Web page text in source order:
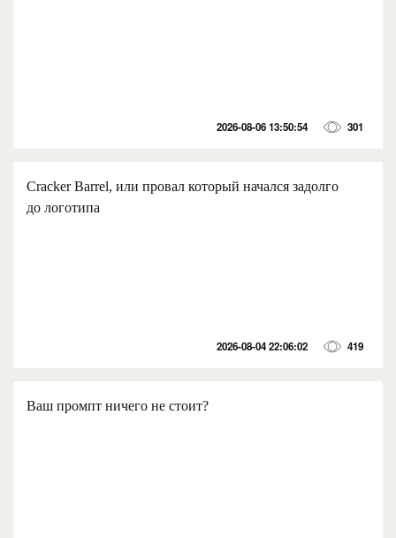
2026-08-06 13:50:54 301
Cracker Barrel, или провал который начался задолго
до логотипа
2026-08-04 22:06:02 419
Ваш промпт ничего не стоит?